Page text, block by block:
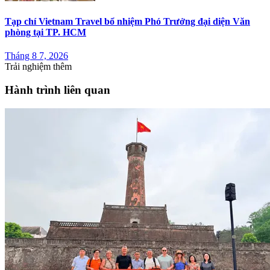
Tạp chí Vietnam Travel bổ nhiệm Phó Trưởng đại diện Văn
phòng tại TP. HCM
Tháng 8 7, 2026
Trải nghiệm thêm
Hành trình liên quan